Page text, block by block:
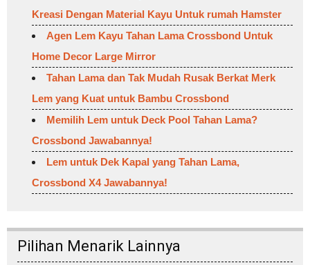
Kreasi Dengan Material Kayu Untuk rumah Hamster
Agen Lem Kayu Tahan Lama Crossbond Untuk
Home Decor Large Mirror
Tahan Lama dan Tak Mudah Rusak Berkat Merk
Lem yang Kuat untuk Bambu Crossbond
Memilih Lem untuk Deck Pool Tahan Lama?
Crossbond Jawabannya!
Lem untuk Dek Kapal yang Tahan Lama,
Crossbond X4 Jawabannya!
Pilihan Menarik Lainnya